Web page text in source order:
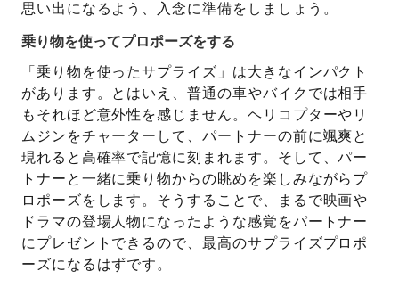
思い出になるよう、入念に準備をしましょう。
乗り物を使ってプロポーズをする
「乗り物を使ったサプライズ」は大きなインパクト
があります。とはいえ、普通の車やバイクでは相手
もそれほど意外性を感じません。ヘリコプターやリ
ムジンをチャーターして、パートナーの前に颯爽と
現れると高確率で記憶に刻まれます。そして、パー
トナーと一緒に乗り物からの眺めを楽しみながらプ
ロポーズをします。そうすることで、まるで映画や
ドラマの登場人物になったような感覚をパートナー
にプレゼントできるので、最高のサプライズプロポ
ーズになるはずです。